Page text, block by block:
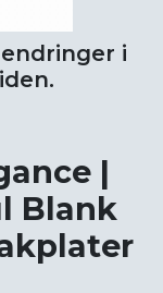
i
|
Blank